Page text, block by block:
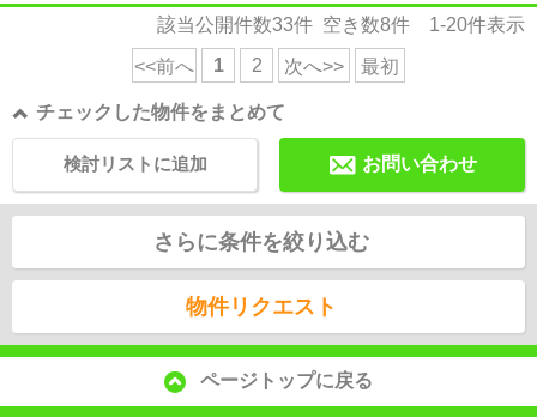
該当公開件数33件 空き数8件 1-20件表示
<<前へ 1 2 次へ>> 最初
チェックした物件をまとめて
お問い合わせ
検討リストに追加
さらに条件を絞り込む
物件リクエスト
ページトップに戻る